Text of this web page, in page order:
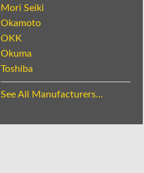
Mori Seiki
Okamoto
OKK
Okuma
Toshiba
See All Manufacturers...